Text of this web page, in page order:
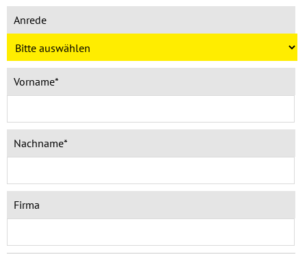
Anrede
Vorname*
Nachname*
Firma